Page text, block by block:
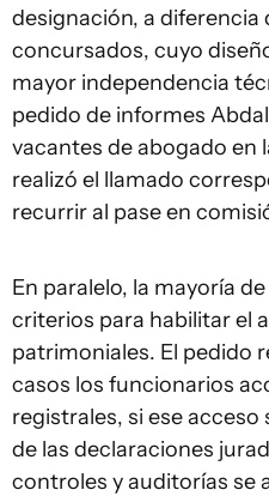
designación, a diferencia
concursados, cuyo
mayor independencia
pedido de informes
vacantes de abogado en
realizó el llamado
recurrir al pase en
En paralelo, la mayoría
criterios para habilitar el
patrimoniales. El pedido
casos los funcionarios
registrales, si ese
de las declaraciones
controles y auditorías se